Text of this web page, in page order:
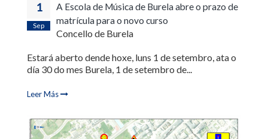
1
Sep
A Escola de Música de Burela abre o prazo de
matrícula para o novo curso
Concello de Burela
Estará aberto dende hoxe, luns 1 de setembro, ata o
día 30 do mes Burela, 1 de setembro de...
Leer Más